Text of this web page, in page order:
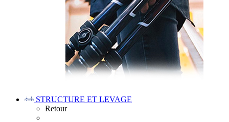
STRUCTURE ET LEVAGE
Retour